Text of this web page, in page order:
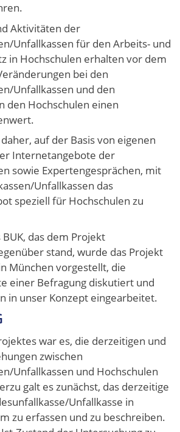
Aktivitäten der
Unfallkassen für den Arbeits- und
in Hochschulen erhalten vor dem
bei den
Unfallkassen und den
den Hochschulen einen
auf der Basis von eigenen
Internetangebote der
sowie Expertengesprächen, mit
Unfallkassen das
speziell für Hochschulen zu
das dem Projekt
stand, wurde das Projekt
München vorgestellt, die
einer Befragung diskutiert und
in unser Konzept eingearbeitet.
war es, die derzeitigen und
zwischen
Unfallkassen und Hochschulen
galt es zunächst, das derzeitige
Unfallkasse in
zu erfassen und zu beschreiben.